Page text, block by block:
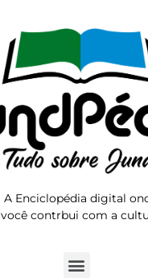
A Enciclopédia digital
você contrbui com a